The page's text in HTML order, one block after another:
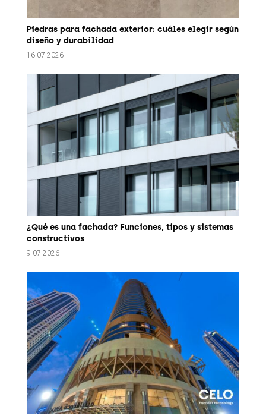
Piedras para fachada exterior: cuáles elegir según
diseño y durabilidad
16-07-2026
¿Qué es una fachada? Funciones, tipos y sistemas
constructivos
9-07-2026